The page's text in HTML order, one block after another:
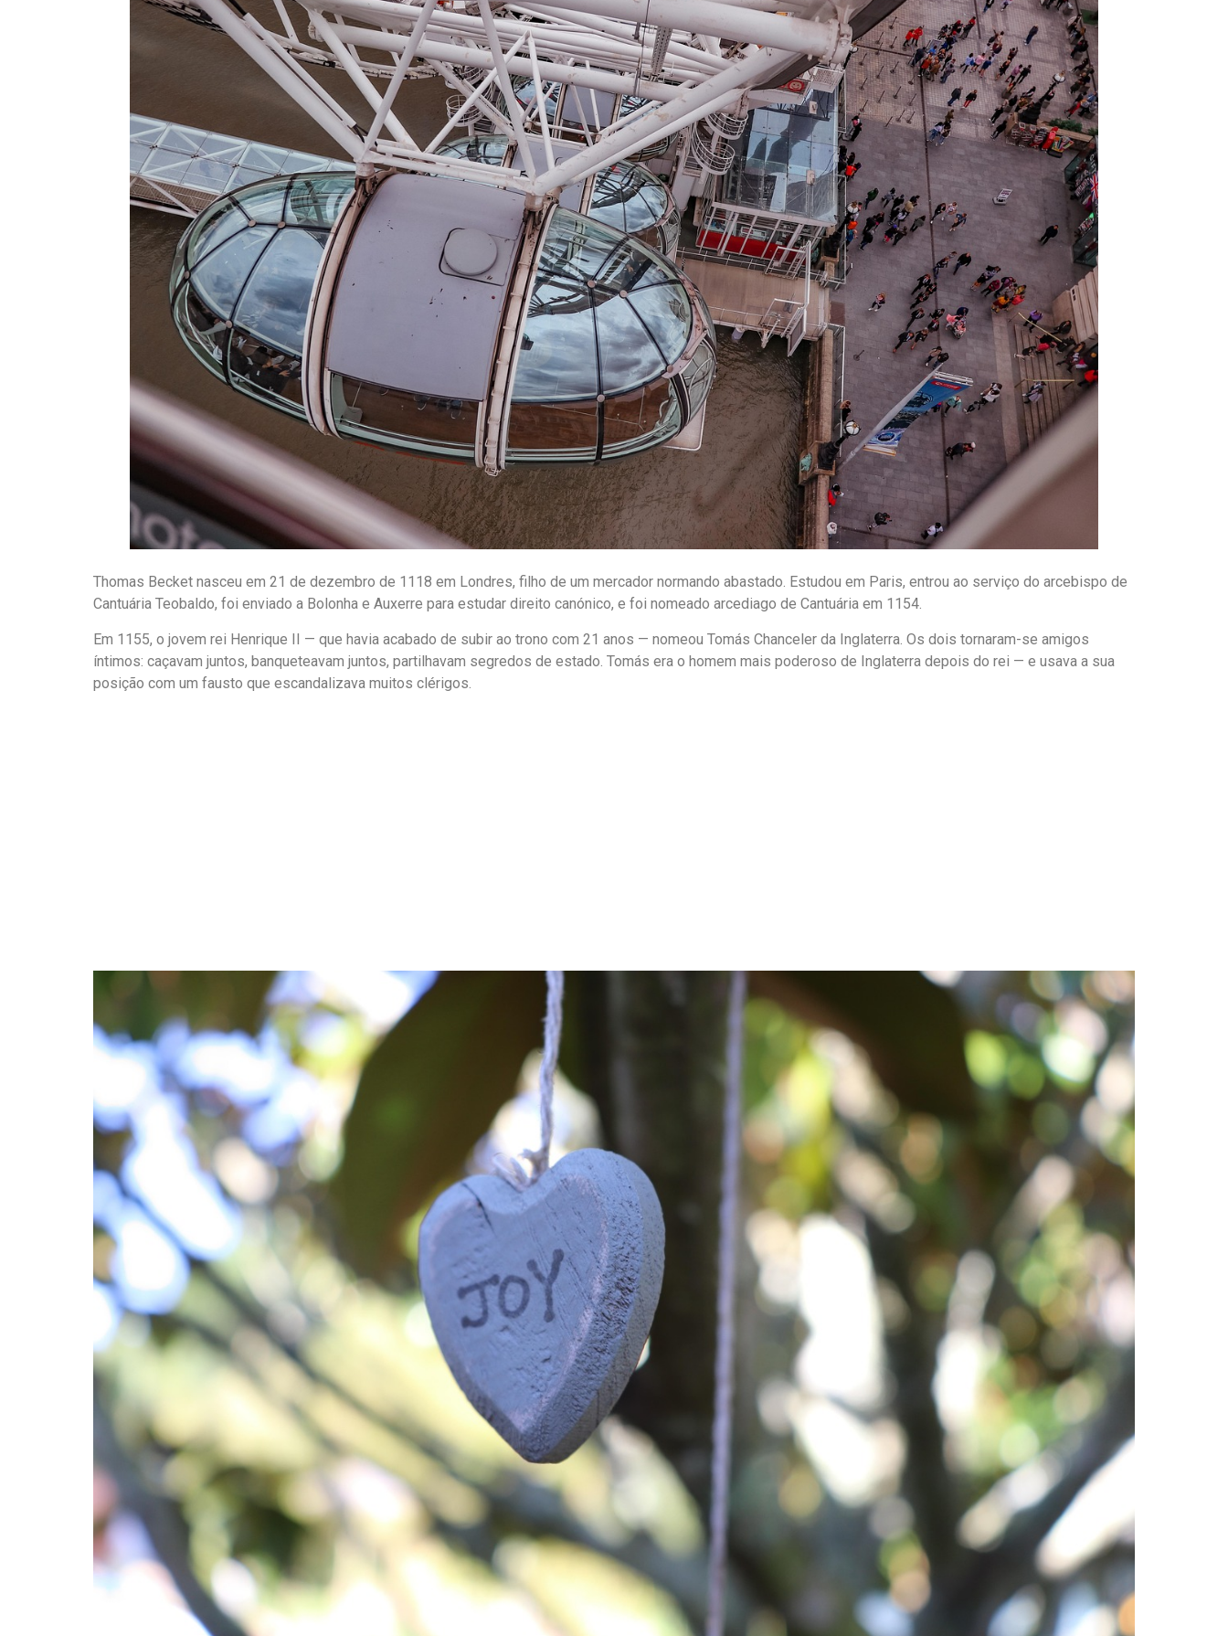
Thomas Becket nasceu em 21 de dezembro de 1118 em Londres, filho de um mercador normando abastado. Estudou em Paris, entrou ao serviço do arcebispo de
Cantuária Teobaldo, foi enviado a Bolonha e Auxerre para estudar direito canónico, e foi nomeado arcediago de Cantuária em 1154.
Em 1155, o jovem rei Henrique II — que havia acabado de subir ao trono com 21 anos — nomeou Tomás Chanceler da Inglaterra. Os dois tornaram-se amigos
íntimos: caçavam juntos, banqueteavam juntos, partilhavam segredos de estado. Tomás era o homem mais poderoso de Inglaterra depois do rei — e usava a sua
posição com um fausto que escandalizava muitos clérigos.